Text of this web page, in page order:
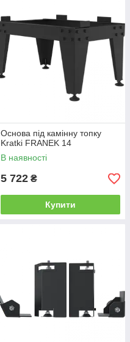
Основа під камінну топку
Kratki FRANEK 14
В наявності
5 722 ₴
Купити